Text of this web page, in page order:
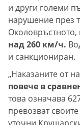
и други големи
нарушение през
Околовръстното,
над 260 км/ч.
и санкциониран.
„Наказаните от
повече в
това означава
превозват